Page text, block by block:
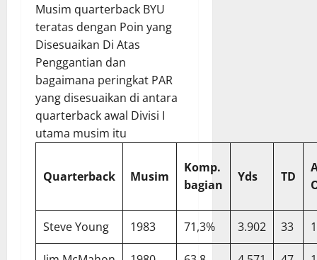
Musim quarterback BYU
teratas dengan Poin yang
Disesuaikan Di Atas
Penggantian dan
bagaimana peringkat PAR
yang disesuaikan di antara
quarterback awal Divisi I
utama musim itu
Quarterback Musim
Komp.
bagian
Yds TD
Steve Young 1983 71,3% 3.902 33